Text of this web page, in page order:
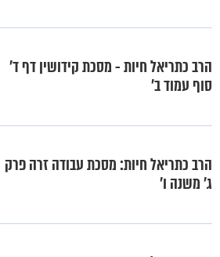
הרב כתריאל חיות - מסכת קידושין דף ד'
סוף עמוד ב'
הרב כתריאל חיות: מסכת עבודה זרה פרק
ג' משנה ו'